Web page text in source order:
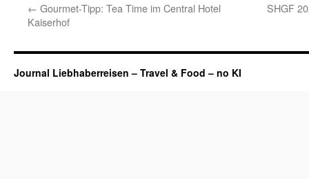
← Gourmet-Tipp: Tea Time im Central Hotel
Kaiserhof
SHGF
Journal Liebhaberreisen – Travel & Food – no KI